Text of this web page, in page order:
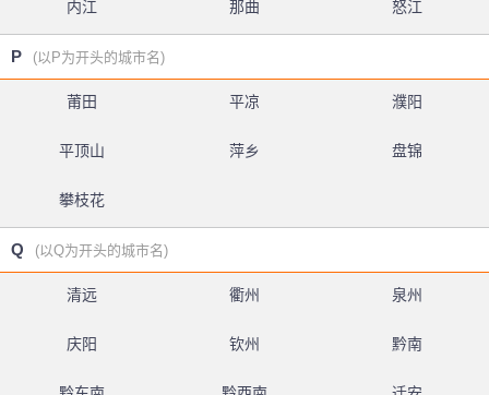
内江 那曲 怒江
P (以P为开头的城市名)
莆田 平凉 濮阳
平顶山 萍乡 盘锦
攀枝花
Q (以Q为开头的城市名)
清远 衢州 泉州
庆阳 钦州 黔南